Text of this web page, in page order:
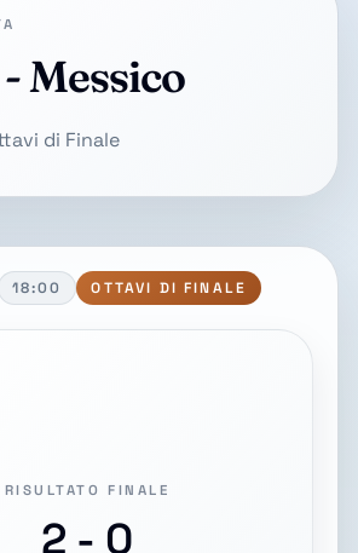
Messico
di Finale
18:00 OTTAVI DI FINALE
RISULTATO FINALE
2 - 0